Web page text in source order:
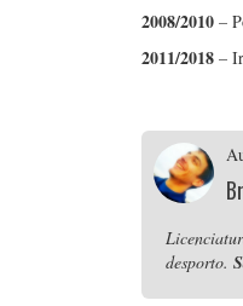
2008/2010 –
2011/2018 –
desporto.